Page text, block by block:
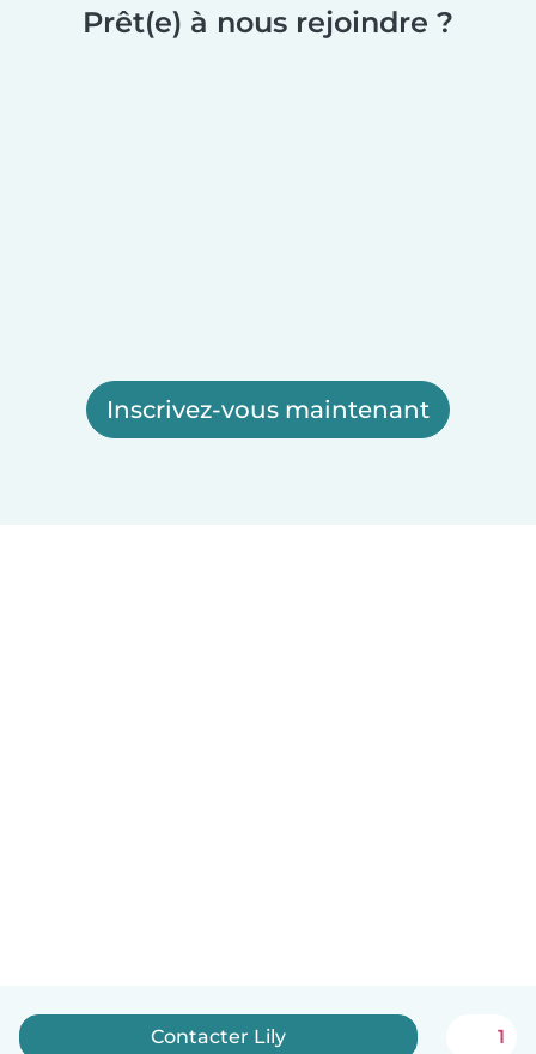
Prêt(e) à nous rejoindre ?
Inscrivez-vous maintenant
Contacter Lily 1